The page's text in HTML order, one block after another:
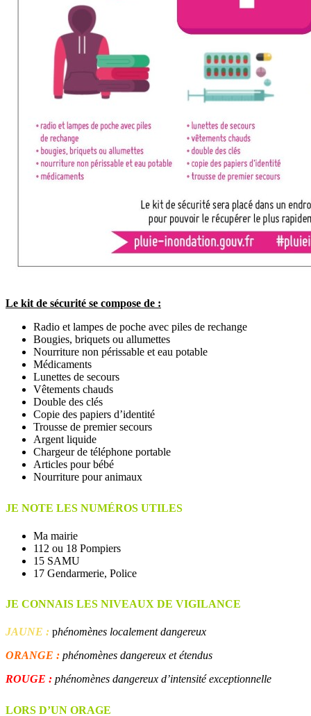
Le kit de sécurité se compose de :
Radio et lampes de poche avec piles de rechange
Bougies, briquets ou allumettes
Nourriture non périssable et eau potable
Médicaments
Lunettes de secours
Vêtements chauds
Double des clés
Copie des papiers d’identité
Trousse de premier secours
Argent liquide
Chargeur de téléphone portable
Articles pour bébé
Nourriture pour animaux
JE NOTE LES NUMÉROS UTILES
Ma mairie
112 ou 18 Pompiers
15 SAMU
17 Gendarmerie, Police
JE CONNAIS LES NIVEAUX DE VIGILANCE
JAUNE : phénomènes localement dangereux
ORANGE : phénomènes dangereux et étendus
ROUGE : phénomènes dangereux d’intensité exceptionnelle
LORS D’UN ORAGE